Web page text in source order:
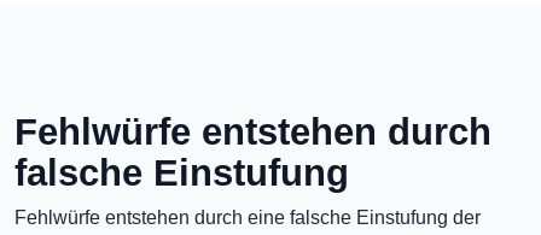
Fehlwürfe entstehen durch
falsche Einstufung
Fehlwürfe entstehen durch eine falsche Einstufung der